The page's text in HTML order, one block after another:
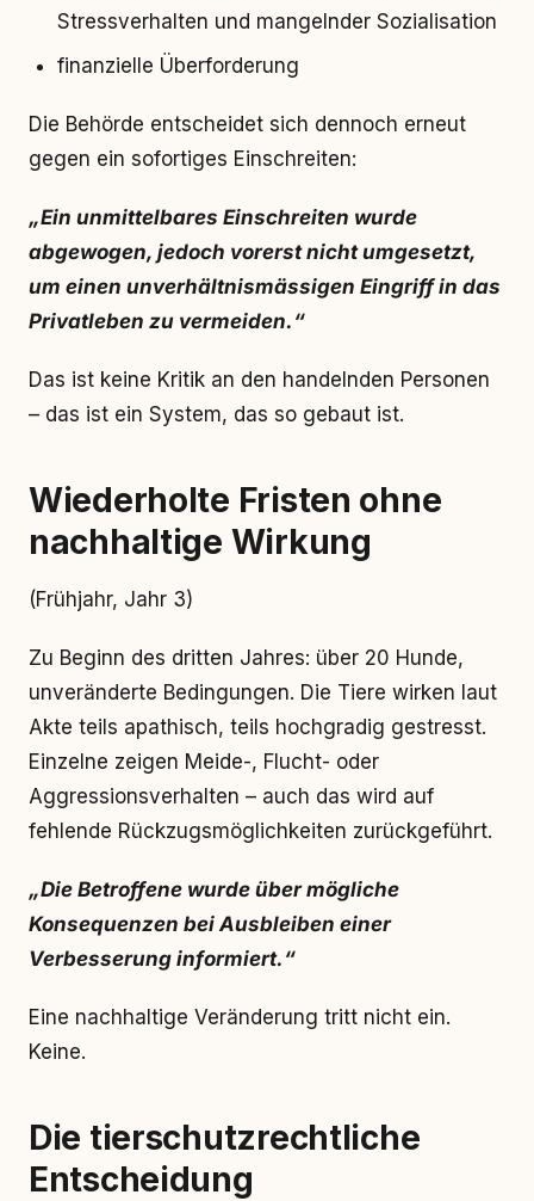
Stressverhalten und mangelnder Sozialisation
finanzielle Überforderung
Die Behörde entscheidet sich dennoch erneut
gegen ein sofortiges Einschreiten:
„Ein unmittelbares Einschreiten wurde
abgewogen, jedoch vorerst nicht umgesetzt,
um einen unverhältnismässigen Eingriff in das
Privatleben zu vermeiden.“
Das ist keine Kritik an den handelnden Personen
– das ist ein System, das so gebaut ist.
Wiederholte Fristen ohne
nachhaltige Wirkung
(Frühjahr, Jahr 3)
Zu Beginn des dritten Jahres: über 20 Hunde,
unveränderte Bedingungen. Die Tiere wirken laut
Akte teils apathisch, teils hochgradig gestresst.
Einzelne zeigen Meide-, Flucht- oder
Aggressionsverhalten – auch das wird auf
fehlende Rückzugsmöglichkeiten zurückgeführt.
„Die Betroffene wurde über mögliche
Konsequenzen bei Ausbleiben einer
Verbesserung informiert.“
Eine nachhaltige Veränderung tritt nicht ein.
Keine.
Die tierschutzrechtliche
Entscheidung